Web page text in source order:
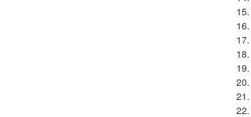
15.
16.
17.
18.
19.
20.
21.
22.